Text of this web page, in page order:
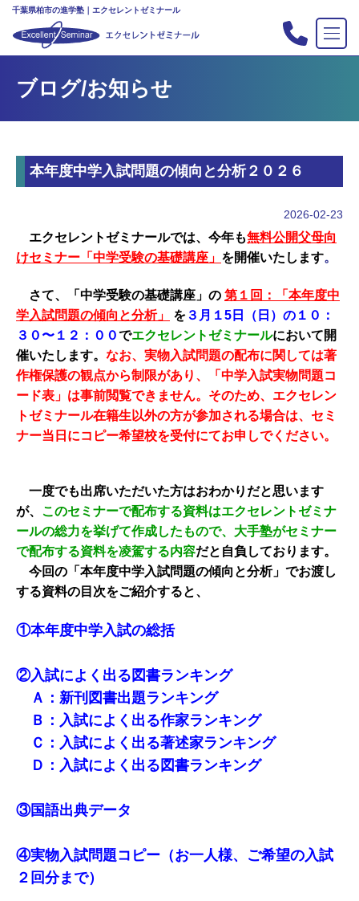
千葉県柏市の進学塾｜エクセレントゼミナール
塾の紹介
合格実績
入会案内
教室案内
新・主宰のブログ
私立中高リンク集
プライバシーポリシー
お問い合わせ
ブログ/お知らせ
本年度中学入試問題の傾向と分析２０２６
2026-02-23
エクセレントゼミナールでは、今年も無料公開父母向
けセミナー「中学受験の基礎講座」 を開催いたします。
さて、「中学受験の基礎講座」の 第１回：「本年度中
学入試問題の傾向と分析」
を ３月１5日（日）の１０：
３０〜１２：００でエクセレントゼミナールにおいて開
催いたします。 なお、実物入試問題の配布に関しては著
作権保護の観点から制限があり、「中学入試実物問題コ
ード表」は事前閲覧できません。そのため、エクセレン
トゼミナール在籍生以外の方が参加される場合は、セミ
ナー当日にコピー希望校を受付にてお申しでください。
一度でも出席いただいた方はおわかりだと思います
が、 このセミナーで配布する資料はエクセレントゼミナ
ールの総力を挙げて作成したもので、大手塾がセミナー
で配布する資料を凌駕する内容だと自負しております。
今回の「本年度中学入試問題の傾向と分析」でお渡し
する資料の目次をご紹介すると、
①本年度中学入試の総括
②入試によく出る図書ランキング
Ａ：新刊図書出題ランキング
Ｂ：入試によく出る作家ランキング
Ｃ：入試によく出る著述家ランキング
Ｄ：入試によく出る図書ランキング
③国語出典データ
④実物入試問題コピー（お一人様、ご希望の入試
２回分まで）